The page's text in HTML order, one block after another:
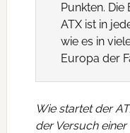
Punkten.
ATX ist in
wie es in
Europa der
Wie startet der
der Versuch